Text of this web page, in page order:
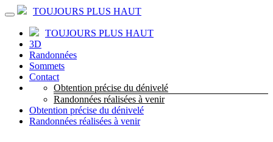
TOUJOURS PLUS HAUT
TOUJOURS PLUS HAUT
3D
Randonnées
Sommets
Contact
Obtention précise du dénivelé
Randonnées réalisées à venir
Obtention précise du dénivelé
Randonnées réalisées à venir